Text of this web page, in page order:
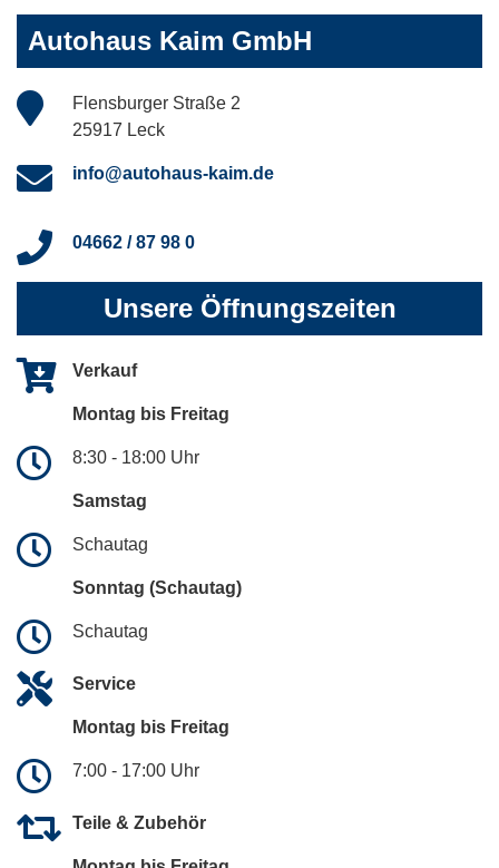
Autohaus Kaim GmbH
Flensburger Straße 2
25917 Leck
info@autohaus-kaim.de
04662 / 87 98 0
Unsere Öffnungszeiten
Verkauf
Montag bis Freitag
8:30 - 18:00 Uhr
Samstag
Schautag
Sonntag (Schautag)
Schautag
Service
Montag bis Freitag
7:00 - 17:00 Uhr
Teile & Zubehör